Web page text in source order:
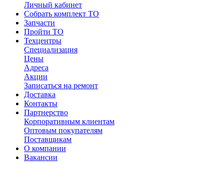
Личный кабинет
Собрать комплект ТО
Запчасти
Пройти ТО
Техцентры
Специализация
Цены
Адреса
Акции
Записаться на ремонт
Доставка
Контакты
Партнерство
Корпоративным клиентам
Оптовым покупателям
Поставщикам
О компании
Вакансии